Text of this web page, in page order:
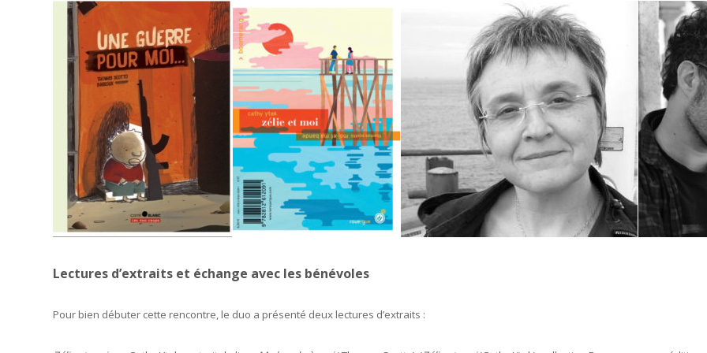
Lectures d’extraits et échange avec les bénévoles
Pour bien débuter cette rencontre, le duo a présenté deux lectures d’extraits :